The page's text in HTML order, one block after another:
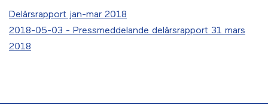
Delårsrapport jan-mar 2018
2018-05-03 - Pressmeddelande delårsrapport 31 mars
2018